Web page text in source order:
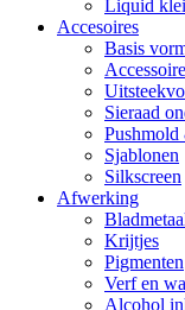
Liquid
Accesoires
Basis
Sieraad
Pushmold
Sjablonen
Silkscreen
Afwerking
Krijtjes
Pigmenten
Verf en
Alcohol